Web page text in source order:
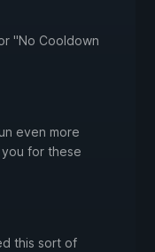
"No Cooldown
even more
for these
this sort of